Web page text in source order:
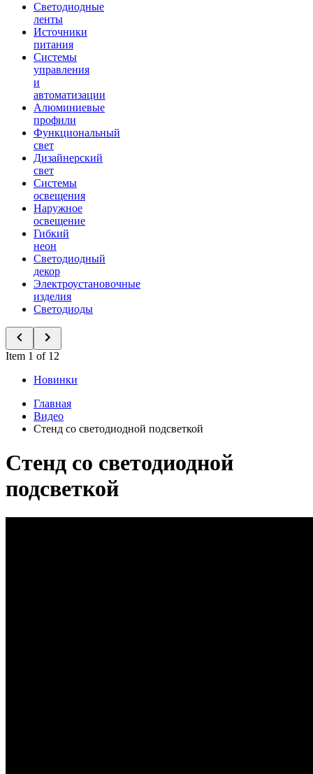
Светодиодные
ленты
Источники
питания
Системы
управления
и
автоматизации
Алюминиевые
профили
Функциональный
свет
Дизайнерский
свет
Системы
освещения
Наружное
освещение
Гибкий
неон
Светодиодный
декор
Электроустановочные
изделия
Светодиоды
Item 1 of 12
Новинки
Главная
Видео
Стенд со светодиодной подсветкой
Стенд со светодиодной
подсветкой